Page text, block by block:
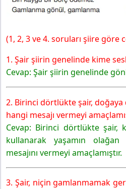
(1, 2, 3 ve 4. soruları şiire göre
1. Şair şiirin genelinde kime
Cevap: Şair şiirin genelinde
2. Birinci dörtlükte şair,
hangi mesajı vermeyi
Cevap: Birinci dörtlükte şair,
kullanarak yaşamın
mesajını vermeyi amaçlamıştır.
3. Şair, niçin gamlanmamak